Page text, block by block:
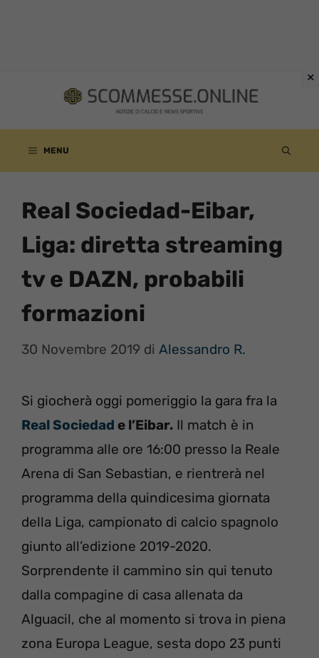
contenuto
MENU
Real Sociedad-Eibar,
Liga: diretta streaming
tv e DAZN, probabili
formazioni
30 Novembre 2019 di Alessandro R.
Si giocherà oggi pomeriggio la gara fra la
Real Sociedad e l’Eibar. Il match è in
programma alle ore 16:00 presso la Reale
Arena di San Sebastian, e rientrerà nel
programma della quindicesima giornata
della Liga, campionato di calcio spagnolo
giunto all’edizione 2019-2020.
Sorprendente il cammino sin qui tenuto
dalla compagine di casa allenata da
Alguacil, che al momento si trova in piena
zona Europa League, sesta dopo 23 punti